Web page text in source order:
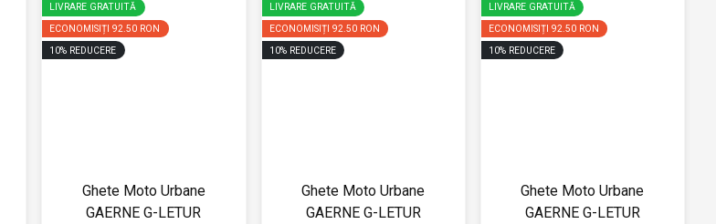
LIVRARE GRATUITĂ
ECONOMISIȚI 92.50 RON
10% REDUCERE
Ghete Moto Urbane
GAERNE G-LETUR
LIVRARE GRATUITĂ
ECONOMISIȚI 92.50 RON
10% REDUCERE
Ghete Moto Urbane
GAERNE G-LETUR
LIVRARE GRATUITĂ
ECONOMISIȚI 92.50 RON
10% REDUCERE
Ghete Moto Urbane
GAERNE G-LETUR